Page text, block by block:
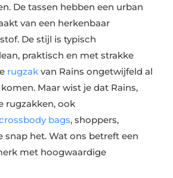
De tassen hebben een urban
van een herkenbaar
De stijl is typisch
praktisch en met strakke
rugzak van Rains ongetwijfeld al
Maar wist je dat Rains,
rugzakken, ook
bags, shoppers,
snap het. Wat ons betreft een
met hoogwaardige